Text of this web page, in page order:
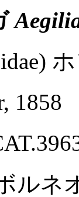
1858
ルネ